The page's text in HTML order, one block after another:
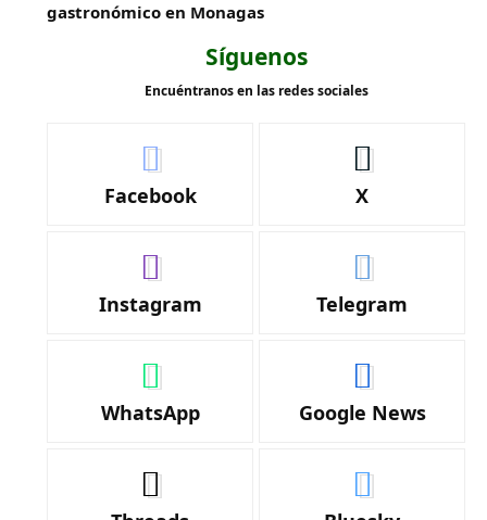
gastronómico en Monagas
Síguenos
Encuéntranos en las redes sociales
Facebook X
Instagram Telegram
WhatsApp Google News